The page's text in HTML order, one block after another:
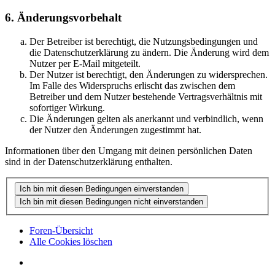
6. Änderungsvorbehalt
Der Betreiber ist berechtigt, die Nutzungsbedingungen und
die Datenschutzerklärung zu ändern. Die Änderung wird dem
Nutzer per E-Mail mitgeteilt.
Der Nutzer ist berechtigt, den Änderungen zu widersprechen.
Im Falle des Widerspruchs erlischt das zwischen dem
Betreiber und dem Nutzer bestehende Vertragsverhältnis mit
sofortiger Wirkung.
Die Änderungen gelten als anerkannt und verbindlich, wenn
der Nutzer den Änderungen zugestimmt hat.
Informationen über den Umgang mit deinen persönlichen Daten
sind in der Datenschutzerklärung enthalten.
Foren-Übersicht
Alle Cookies löschen